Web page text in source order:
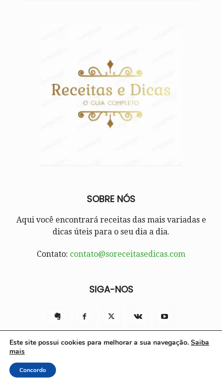
SOBRE NÓS
Aqui você encontrará receitas das mais variadas e
dicas úteis para o seu dia a dia.
Contato: contato@soreceitasedicas.com
SIGA-NOS
© Só Receitas e Dicas 2025 | Todos os direitos reservados.
Este site possui cookies para melhorar a sua navegação. Saiba
mais
Concordo